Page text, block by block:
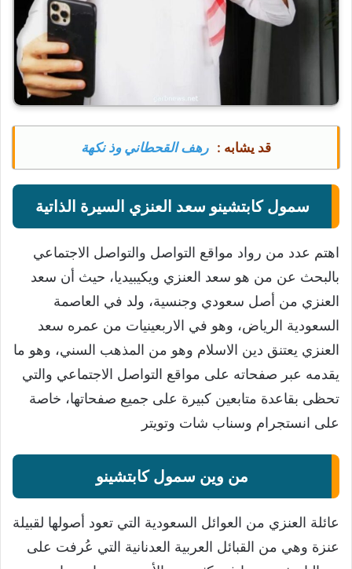
قد يشابه : رهف القحطاني وذ نكهة
سمول كابتشينو سعد العنزي السيرة الذاتية
اهتم عدد من رواد مواقع التواصل والتواصل الاجتماعي
بالبحث عن من هو سعد العنزي ويكيبيديا، حيث أن سعد
العنزي من أصل سعودي وجنسية، ولد في العاصمة
السعودية الرياض، وهو في الاربعينيات من عمره سعد
العنزي يعتنق دين الاسلام وهو من المذهب السني، وهو ما
يقدمه عبر صفحاته على مواقع التواصل الاجتماعي والتي
تحظى بقاعدة متابعين كبيرة على جميع صفحاتها، خاصة
على انستجرام وسناب شات وتويتر
من وين سمول كابتشينو
عائلة العنزي من العوائل السعودية التي تعود أصولها لقبيلة
عنزة وهي من القبائل العربية العدنانية التي عُرفت على